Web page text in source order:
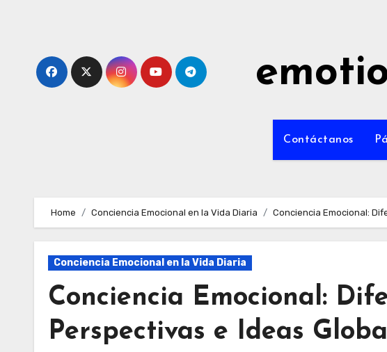
Contáctanos
Home Conciencia Emocional en la Vida Diaria Conciencia Emocional:
Conciencia Emocional en la Vida Diaria
Conciencia Emocional:
Perspectivas e Ideas